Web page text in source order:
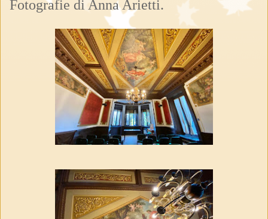
Fotografie di Anna Arietti.